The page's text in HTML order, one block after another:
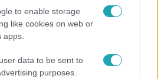
to enable storage
like cookies on web or
data to be sent to
purposes.